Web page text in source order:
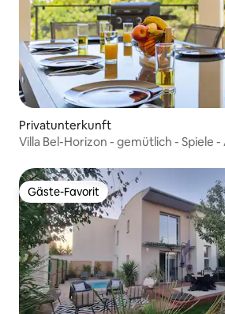
Privatunterkunft
Villa Bel-Horizon - gemütlich - Spiele
Gäste-Favorit
Gäste-Favorit